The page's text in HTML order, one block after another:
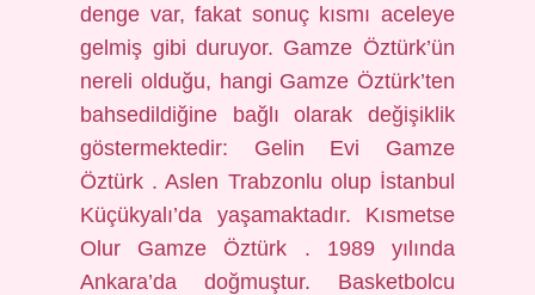
denge var, fakat sonuç kısmı aceleye
gelmiş gibi duruyor. Gamze Öztürk’ün
nereli olduğu, hangi Gamze Öztürk’ten
bahsedildiğine bağlı olarak değişiklik
göstermektedir: Gelin Evi Gamze
Öztürk . Aslen Trabzonlu olup İstanbul
Küçükyalı’da yaşamaktadır. Kısmetse
Olur Gamze Öztürk . 1989 yılında
Ankara’da doğmuştur. Basketbolcu